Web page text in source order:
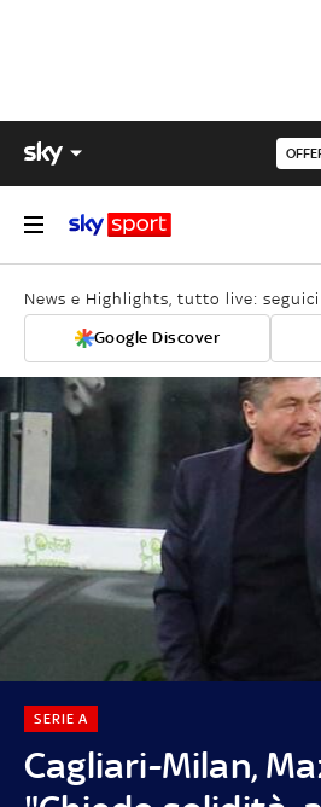
News e Highlights, tutto live: seguici
Google Discover
Cagliari-Milan,
SERIE A